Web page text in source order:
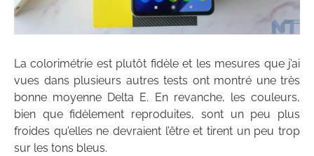
La colorimétrie est plutôt fidèle et les mesures que j’ai
vues dans plusieurs autres tests ont montré une très
bonne moyenne Delta E. En revanche, les couleurs,
bien que fidèlement reproduites, sont un peu plus
froides qu’elles ne devraient l’être et tirent un peu trop
sur les tons bleus.